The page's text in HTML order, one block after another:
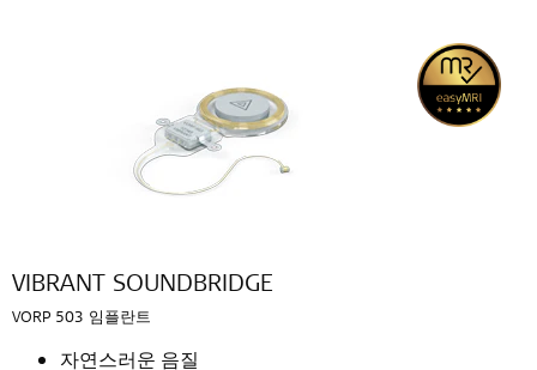
VIBRANT SOUNDBRIDGE
VORP 503 임플란트
자연스러운 음질